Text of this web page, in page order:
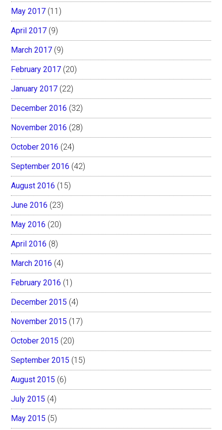
May 2017 (11)
April 2017 (9)
March 2017 (9)
February 2017 (20)
January 2017 (22)
December 2016 (32)
November 2016 (28)
October 2016 (24)
September 2016 (42)
August 2016 (15)
June 2016 (23)
May 2016 (20)
April 2016 (8)
March 2016 (4)
February 2016 (1)
December 2015 (4)
November 2015 (17)
October 2015 (20)
September 2015 (15)
August 2015 (6)
July 2015 (4)
May 2015 (5)